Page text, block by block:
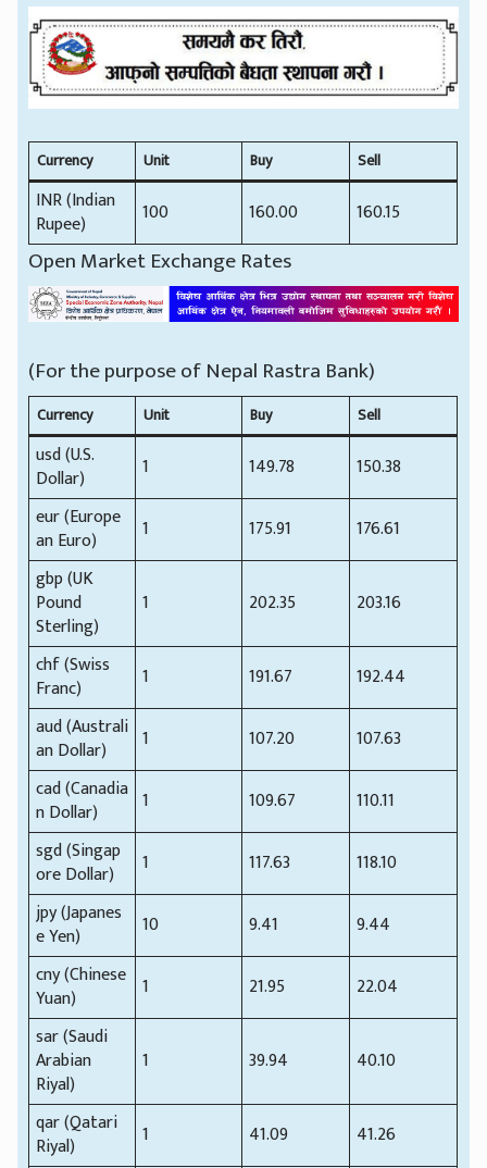
Currency Unit Buy Sell
INR (Indian
Rupee)
100 160.00 160.15
Open Market Exchange Rates
(For the purpose of Nepal Rastra Bank)
Currency Unit Buy Sell
usd (U.S.
Dollar)
1 149.78
150.38
eur (Europe
an Euro)
1 175.91
176.61
gbp (UK
Pound
Sterling)
1 202.35 203.16
chf (Swiss
Franc)
1 191.67
192.44
aud (Australi
an Dollar)
1 107.20
107.63
cad (Canadia
n Dollar)
1 109.67
110.11
sgd (Singap
ore Dollar)
1 117.63
118.10
jpy (Japanes
e Yen)
10 9.41
9.44
cny (Chinese
Yuan)
1 21.95
22.04
sar (Saudi
Arabian
Riyal)
1 39.94 40.10
qar (Qatari
Riyal)
1 41.09
41.26